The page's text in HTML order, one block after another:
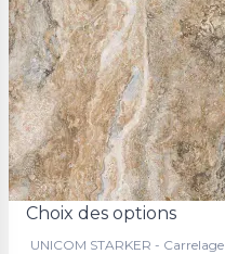
Choix des options
UNICOM STARKER - Carrelage